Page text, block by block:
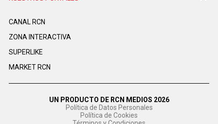
CANAL RCN
ZONA INTERACTIVA
SUPERLIKE
MARKET RCN
UN PRODUCTO DE RCN MEDIOS 2026
Política de Datos Personales
Política de Cookies